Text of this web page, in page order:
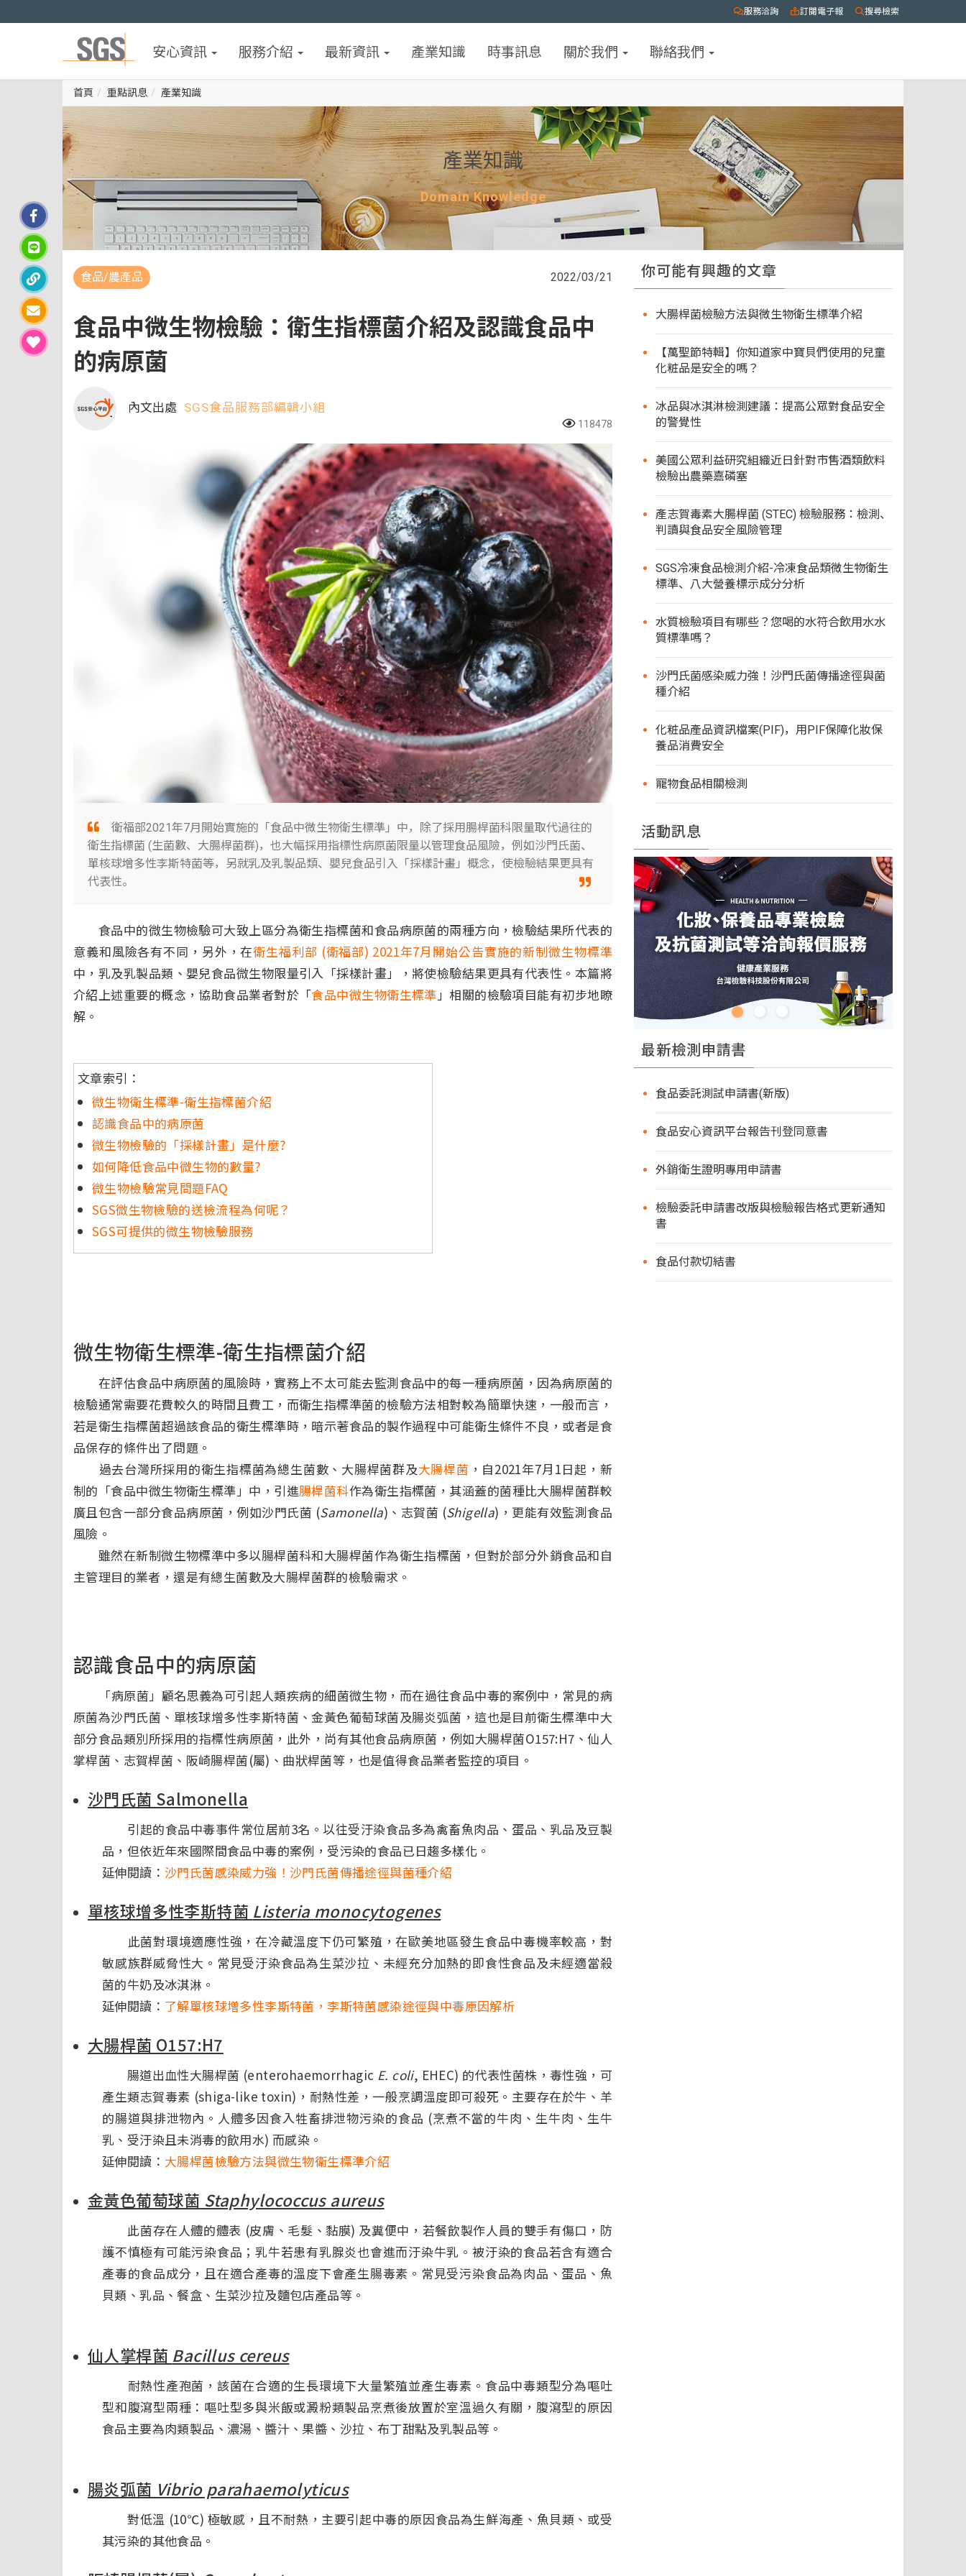
服務洽詢 訂閱電子報 搜尋檢索
安心資訊 服務介紹 最新資訊 產業知識 時事訊息 關於我們 聯絡我們
首頁 重點訊息 產業知識
產業知識
Domain Knowledge
食品/農產品 2022/03/21
食品中微生物檢驗：衛生指標菌介紹及認識食品中
的病原菌
內文出處 SGS食品服務部編輯小組
118478
衛福部2021年7月開始實施的「食品中微生物衛生標準」中，除了採用腸桿菌科限量取代過往的
衛生指標菌 (生菌數、大腸桿菌群)，也大幅採用指標性病原菌限量以管理食品風險，例如沙門氏菌、
單核球增多性李斯特菌等，另就乳及乳製品類、嬰兒食品引入「採樣計畫」概念，使檢驗結果更具有
代表性。
食品中的微生物檢驗可大致上區分為衛生指標菌和食品病原菌的兩種方向，檢驗結果所代表的
意義和風險各有不同，另外，在衛生福利部 (衛福部) 2021年7月開始公告實施的新制微生物標準
中，乳及乳製品類、嬰兒食品微生物限量引入「採樣計畫」，將使檢驗結果更具有代表性。本篇將
介紹上述重要的概念，協助食品業者對於「食品中微生物衛生標準」相關的檢驗項目能有初步地瞭
解。
文章索引：
微生物衛生標準-衛生指標菌介紹
認識食品中的病原菌
微生物檢驗的「採樣計畫」是什麼?
如何降低食品中微生物的數量?
微生物檢驗常見問題FAQ
SGS微生物檢驗的送檢流程為何呢？
SGS可提供的微生物檢驗服務
微生物衛生標準-衛生指標菌介紹
在評估食品中病原菌的風險時，實務上不太可能去監測食品中的每一種病原菌，因為病原菌的
檢驗通常需要花費較久的時間且費工，而衛生指標準菌的檢驗方法相對較為簡單快速，一般而言，
若是衛生指標菌超過該食品的衛生標準時，暗示著食品的製作過程中可能衛生條件不良，或者是食
品保存的條件出了問題。
過去台灣所採用的衛生指標菌為總生菌數、大腸桿菌群及大腸桿菌 ，自2021年7月1日起，新
制的「食品中微生物衛生標準」中，引進腸桿菌科作為衛生指標菌，其涵蓋的菌種比大腸桿菌群較
廣且包含一部分食品病原菌，例如沙門氏菌 (Samonella)、志賀菌 (Shigella)，更能有效監測食品
風險。
雖然在新制微生物標準中多以腸桿菌科和大腸桿菌作為衛生指標菌，但對於部分外銷食品和自
主管理目的業者，還是有總生菌數及大腸桿菌群的檢驗需求。
認識食品中的病原菌
「病原菌」顧名思義為可引起人類疾病的細菌微生物，而在過往食品中毒的案例中，常見的病
原菌為沙門氏菌、單核球增多性李斯特菌、金黃色葡萄球菌及腸炎弧菌，這也是目前衛生標準中大
部分食品類別所採用的指標性病原菌，此外，尚有其他食品病原菌，例如大腸桿菌O157:H7、仙人
掌桿菌、志賀桿菌、阪崎腸桿菌(屬)、曲狀桿菌等，也是值得食品業者監控的項目。
沙門氏菌 Salmonella
引起的食品中毒事件常位居前3名。以往受汙染食品多為禽畜魚肉品、蛋品、乳品及豆製
品，但依近年來國際間食品中毒的案例，受污染的食品已日趨多樣化。
延伸閱讀： 沙門氏菌感染威力強！沙門氏菌傳播途徑與菌種介紹
單核球增多性李斯特菌 Listeria monocytogenes
此菌對環境適應性強，在冷藏溫度下仍可繁殖，在歐美地區發生食品中毒機率較高，對
敏感族群威脅性大。常見受汙染食品為生菜沙拉、未經充分加熱的即食性食品及未經適當殺
菌的牛奶及冰淇淋。
延伸閱讀： 了解單核球增多性李斯特菌，李斯特菌感染途徑與中毒原因解析
大腸桿菌 O157:H7
腸道出血性大腸桿菌 (enterohaemorrhagic E. coli, EHEC) 的代表性菌株，毒性強，可
產生類志賀毒素 (shiga-like toxin)，耐熱性差，一般烹調溫度即可殺死。主要存在於牛、羊
的腸道與排泄物內。人體多因食入牲畜排泄物污染的食品 (烹煮不當的牛肉、生牛肉、生牛
乳、受汙染且未消毒的飲用水) 而感染。
延伸閱讀： 大腸桿菌檢驗方法與微生物衛生標準介紹
金黃色葡萄球菌 Staphylococcus aureus
此菌存在人體的體表 (皮膚、毛髮、黏膜) 及糞便中，若餐飲製作人員的雙手有傷口，防
護不慎極有可能污染食品；乳牛若患有乳腺炎也會進而汙染牛乳。被汙染的食品若含有適合
產毒的食品成分，且在適合產毒的溫度下會產生腸毒素。常見受污染食品為肉品、蛋品、魚
貝類、乳品、餐盒、生菜沙拉及麵包店產品等。
仙人掌桿菌 Bacillus cereus
耐熱性產孢菌，該菌在合適的生長環境下大量繁殖並產生毒素。食品中毒類型分為嘔吐
型和腹瀉型兩種：嘔吐型多與米飯或澱粉類製品烹煮後放置於室溫過久有關，腹瀉型的原因
食品主要為肉類製品、濃湯、醬汁、果醬、沙拉、布丁甜點及乳製品等。
腸炎弧菌 Vibrio parahaemolyticus
對低溫 (10℃) 極敏感，且不耐熱，主要引起中毒的原因食品為生鮮海產、魚貝類、或受
其污染的其他食品。
你可能有興趣的文章
大腸桿菌檢驗方法與微生物衛生標準介紹
【萬聖節特輯】你知道家中寶貝們使用的兒童
化粧品是安全的嗎？
冰品與冰淇淋檢測建議：提高公眾對食品安全
的警覺性
美國公眾利益研究組織近日針對市售酒類飲料
檢驗出農藥嘉磷塞
產志賀毒素大腸桿菌 (STEC) 檢驗服務：檢測、
判讀與食品安全風險管理
SGS冷凍食品檢測介紹-冷凍食品類微生物衛生
標準、八大營養標示成分分析
水質檢驗項目有哪些？您喝的水符合飲用水水
質標準嗎？
沙門氏菌感染威力強！沙門氏菌傳播途徑與菌
種介紹
化粧品產品資訊檔案(PIF)，用PIF保障化妝保
養品消費安全
寵物食品相關檢測
活動訊息
最新檢測申請書
食品委託測試申請書(新版)
食品安心資訊平台報告刊登同意書
外銷衛生證明專用申請書
檢驗委託申請書改版與檢驗報告格式更新通知
書
食品付款切結書